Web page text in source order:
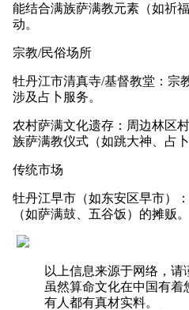
能结合满族萨满教元素（如祈
动。
宗教/民俗场所
牡丹江市清真寺/基督教堂：宗
涉及占卜服务。
农村萨满文化遗存：周边林区
族萨满教仪式（如跳大神、占卜
传统市场
牡丹江早市（如东安区早市）
（如萨满鼓、五谷饭）的摊贩。
以上信息来源于网络，请
虽然算命文化在中国有
有人都有真材实料。